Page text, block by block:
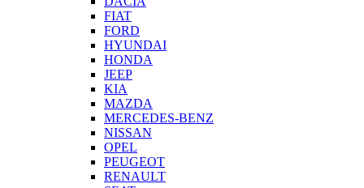
FIAT
FORD
HYUNDAI
HONDA
JEEP
KIA
MAZDA
MERCEDES-BENZ
NISSAN
OPEL
PEUGEOT
RENAULT